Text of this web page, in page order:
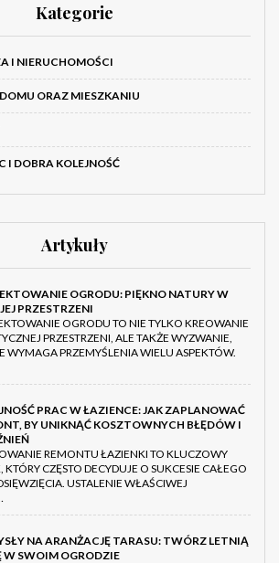
Kategorie
I NIERUCHOMOŚCI
ORAZ MIESZKANIU
I DOBRA KOLEJNOŚĆ
Artykuły
OGRODU: PIĘKNO NATURY W
PRZESTRZENI
OGRODU TO NIE TYLKO KREOWANIE
PRZESTRZENI, ALE TAKŻE WYZWANIE,
WYMAGA PRZEMYŚLENIA WIELU ASPEKTÓW.
PRAC W ŁAZIENCE: JAK ZAPLANOWAĆ
BY UNIKNĄĆ KOSZTOWNYCH BŁĘDÓW I
REMONTU ŁAZIENKI TO KLUCZOWY
KTÓRY CZĘSTO DECYDUJE O SUKCESIE CAŁEGO
USTALENIE WŁAŚCIWEJ
NA ARANŻACJĘ TARASU: TWÓRZ LETNIĄ
W SWOIM OGRODZIE